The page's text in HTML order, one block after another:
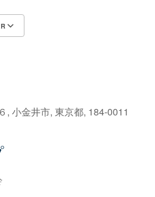
, 小金井市, 東京都, 184-0011